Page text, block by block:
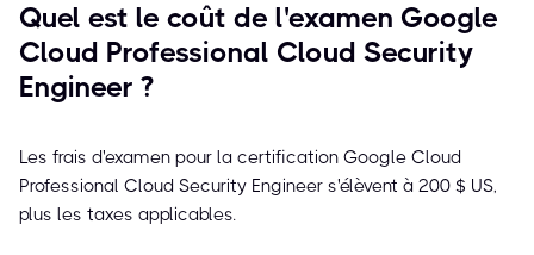
Quel est le coût de l'examen Google
Cloud Professional Cloud Security
Engineer ?
Les frais d'examen pour la certification Google Cloud
Professional Cloud Security Engineer s'élèvent à 200 $ US,
plus les taxes applicables.